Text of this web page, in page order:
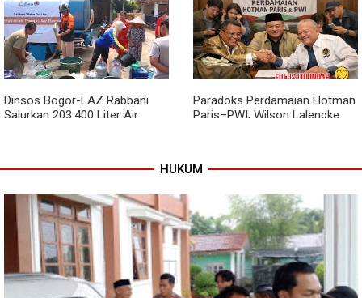
Dinsos Bogor-LAZ Rabbani
Salurkan 203.400 Liter Air
Paradoks Perdamaian Hotman
Paris–PWI, Wilson Lalengke
HUKUM